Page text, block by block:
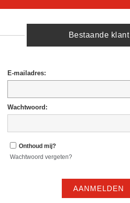
Bestaande klant
E-mailadres:
Wachtwoord:
Onthoud mij?
Wachtwoord vergeten?
AANMELDEN